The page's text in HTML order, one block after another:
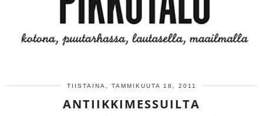
TIISTAINA, TAMMIKUUTA 18, 2011
ANTIIKKIMESSUILTA